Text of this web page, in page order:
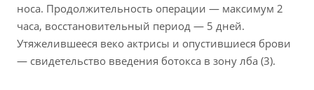
носа. Продолжительность операции — максимум 2
часа, восстановительный период — 5 дней.
Утяжелившееся веко актрисы и опустившиеся брови
— свидетельство введения ботокса в зону лба (3).